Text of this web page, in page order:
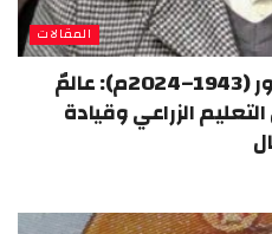
المقالات
البروفيسور محمود عبدي نور (1943–2024م): عالمٌ
الزراعي وقيادة